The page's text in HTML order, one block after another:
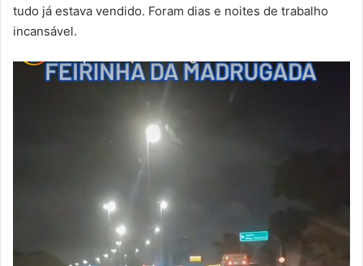
tudo já estava vendido. Foram dias e noites de trabalho
incansável.